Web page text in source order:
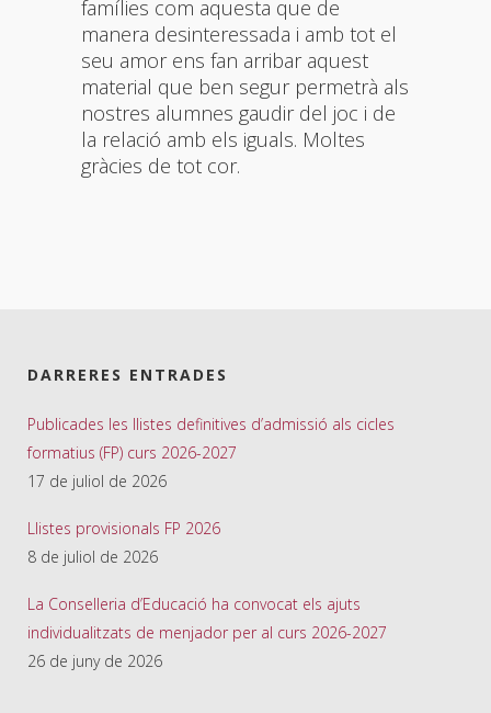
famílies com aquesta que de
manera desinteressada i amb tot el
seu amor ens fan arribar aquest
material que ben segur permetrà als
nostres alumnes gaudir del joc i de
la relació amb els iguals. Moltes
gràcies de tot cor.
DARRERES ENTRADES
Publicades les llistes definitives d’admissió als cicles
formatius (FP) curs 2026-2027
17 de juliol de 2026
Llistes provisionals FP 2026
8 de juliol de 2026
La Conselleria d’Educació ha convocat els ajuts
individualitzats de menjador per al curs 2026-2027
26 de juny de 2026